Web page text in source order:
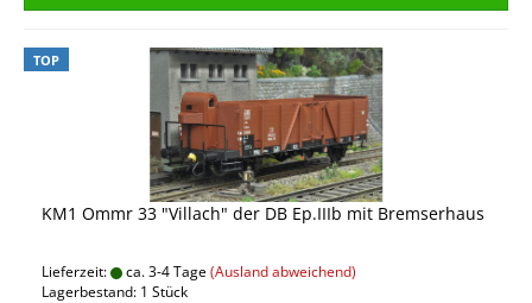
TOP
KM1 Ommr 33 "Villach" der DB Ep.IIIb mit Bremserhaus
Lieferzeit: ca. 3-4 Tage(Ausland abweichend)
Lagerbestand: 1 Stück